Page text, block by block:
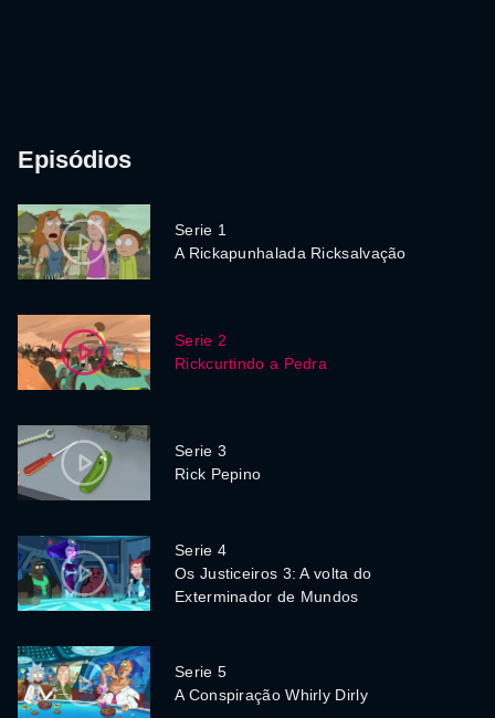
Episódios
Serie 1
A Rickapunhalada Ricksalvação
Serie 2
Rickcurtindo a Pedra
Serie 3
Rick Pepino
Serie 4
Os Justiceiros 3: A volta do
Exterminador de Mundos
Serie 5
A Conspiração Whirly Dirly